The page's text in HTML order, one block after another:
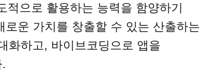
으로 활용하는 능력을 함양하기
운 가치를 창출할 수 있는 산출하는
화하고, 바이브코딩으로 앱을